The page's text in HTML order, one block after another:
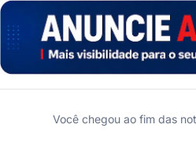
Você chegou ao fim das